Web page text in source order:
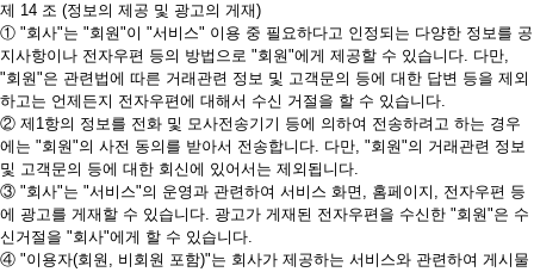
제 14 조 (정보의 제공 및 광고의 게재)
① "회사"는 "회원"이 "서비스" 이용 중 필요하다고 인정되는 다양한 정보를 공
지사항이나 전자우편 등의 방법으로 "회원"에게 제공할 수 있습니다. 다만,
"회원"은 관련법에 따른 거래관련 정보 및 고객문의 등에 대한 답변 등을 제외
하고는 언제든지 전자우편에 대해서 수신 거절을 할 수 있습니다.
② 제1항의 정보를 전화 및 모사전송기기 등에 의하여 전송하려고 하는 경우
에는 "회원"의 사전 동의를 받아서 전송합니다. 다만, "회원"의 거래관련 정보
및 고객문의 등에 대한 회신에 있어서는 제외됩니다.
③ "회사"는 "서비스"의 운영과 관련하여 서비스 화면, 홈페이지, 전자우편 등
에 광고를 게재할 수 있습니다. 광고가 게재된 전자우편을 수신한 "회원"은 수
신거절을 "회사"에게 할 수 있습니다.
④ "이용자(회원, 비회원 포함)"는 회사가 제공하는 서비스와 관련하여 게시물